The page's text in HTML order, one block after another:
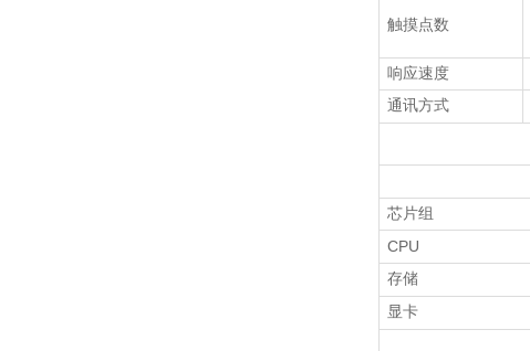
触摸点数
响应速度
通讯方式
芯片组
CPU
存储
显卡